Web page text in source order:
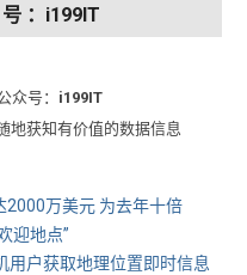
：i199IT
众号： i199IT
地获知有价值的数据信息
万美元 为去年十倍
迎地点”
用户获取地理位置即时信息